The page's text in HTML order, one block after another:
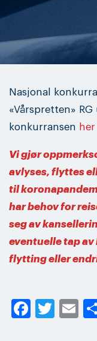
Nasjonal
«Vårspretten»
konkurransen her
Vi gjør
avlyses, flyttes
til
har behov for
seg av
eventuelle tap
flytting eller